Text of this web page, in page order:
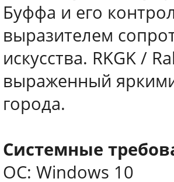
Буффа и его
выразителем
искусства. RKGK /
выраженный
города.
Системные
ОС: Windows 10